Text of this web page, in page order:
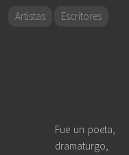
Artistas
Escritores
Fue un poeta,
dramaturgo,